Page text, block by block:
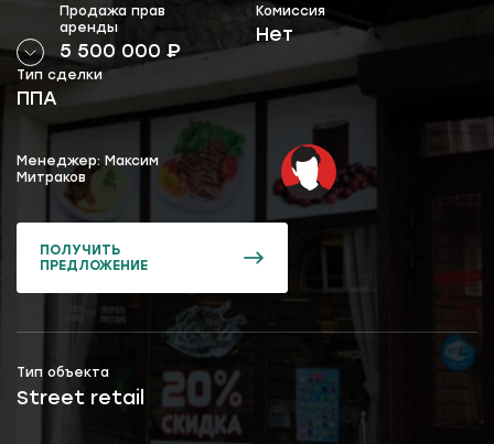
Продажа прав
аренды
5 500 000 ₽
Тип сделки
ППА
Комиссия
Нет
Менеджер: Максим
Митраков
ПОЛУЧИТЬ
ПРЕДЛОЖЕНИЕ
Тип объекта
Street retail